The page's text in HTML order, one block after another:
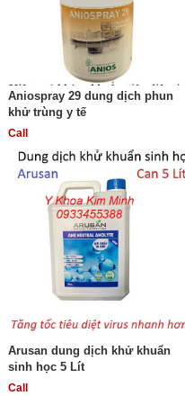
Aniospray 29 dung dịch phun
khử trùng y tế
Call
Arusan dung dịch khử khuẩn
sinh học 5 Lít
Call